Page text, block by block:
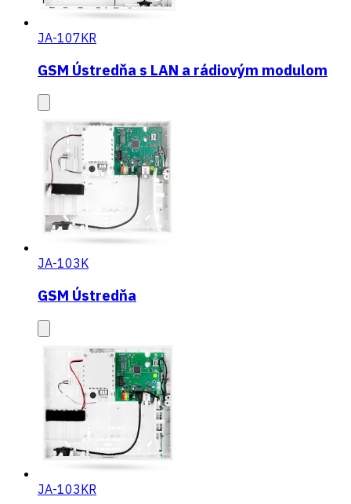
JA-107KR
GSM Ústredňa s LAN a rádiovým modulom
JA-103K
GSM Ústredňa
JA-103KR